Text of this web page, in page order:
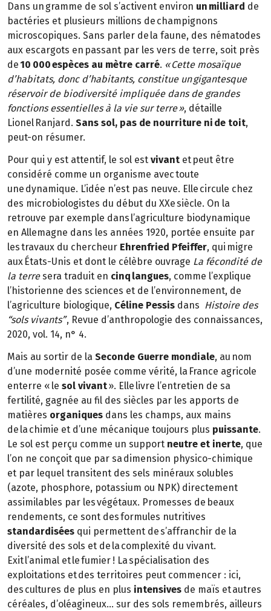
Dans un gramme de sol s’activent environ un milliard de
bactéries et plusieurs millions de champignons
microscopiques. Sans parler de la faune, des nématodes
aux escargots en passant par les vers de terre, soit près
de10 000 espèces au mètre carré. « Cette mosaïque
d’habitats, donc d’habitants, constitue un gigantesque
réservoir de biodiversité impliquée dans de grandes
fonctions essentielles à la vie sur terre », détaille
Lionel Ranjard. Sans sol, pas de nourriture ni de toit,
peut-on résumer.
Pour qui y est attentif, le sol est vivant et peut être
considéré comme un organisme avec toute
une dynamique. L’idée n’est pas neuve. Elle circule chez
des microbiologistes du début du XXe siècle. On la
retrouve par exemple dans l’agriculture biodynamique
en Allemagne dans les années 1920, portée ensuite par
les travaux du chercheur Ehrenfried Pfeiffer, qui migre
aux États-Unis et dont le célèbre ouvrage La fécondité de
la terresera traduit en cinq langues, comme l’explique
l’historienne des sciences et de l’environnement, de
l’agriculture biologique, Céline Pessis dans Histoire des
“sols vivants”, Revue d’anthropologie des connaissances,
2020, vol. 14, n° 4.
Mais au sortir de la Seconde Guerre mondiale, au nom
d’une modernité posée comme vérité, la France agricole
enterre « le sol vivant». Elle livre l’entretien de sa
fertilité, gagnée au fil des siècles par les apports de
matières organiques dans les champs, aux mains
de la chimie et d’une mécanique toujours plus puissante.
Le sol est perçu comme un support neutre et inerte, que
l’on ne conçoit que par sa dimension physico-chimique
et par lequel transitent des sels minéraux solubles
(azote, phosphore, potassium ou NPK) directement
assimilables par les végétaux. Promesses de beaux
rendements, ce sont des formules nutritives
standardisées qui permettent de s’affranchir de la
diversité des sols et de la complexité du vivant.
Exit l’animal et le fumier ! La spécialisation des
exploitations et des territoires peut commencer : ici,
des cultures de plus en plus intensives de maïs et autres
céréales, d’oléagineux… sur des sols remembrés, ailleurs